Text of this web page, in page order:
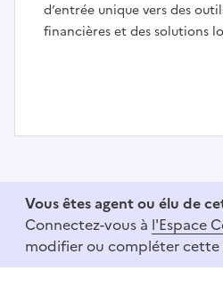
d’entrée unique vers des
financières et des solutions
f
Vous êtes agent ou élu de
Connectez-vous à l'Espace
modifier ou compléter